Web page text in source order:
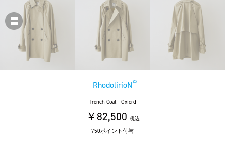
RhodolirioN
Trench Coat - Oxford
￥82,500 税込
750ポイント付与